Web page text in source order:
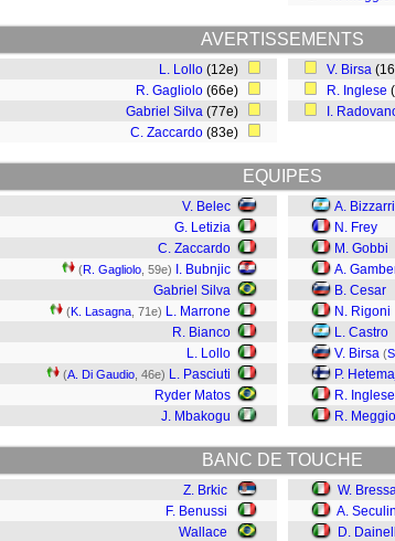
AVERTISSEMENTS
L. Lollo (12e)
R. Gagliolo (66e)
Gabriel Silva (77e)
C. Zaccardo (83e)
V. Birsa
R. Inglese
I.
EQUIPES
V. Belec
G. Letizia
C. Zaccardo
(R. Gagliolo , 59e)
I. Bubnjic
Gabriel Silva
(K. Lasagna , 71e) L. Marrone
R. Bianco
L. Lollo
(A. Di Gaudio , 46e) L. Pasciuti
Ryder Matos
J. Mbakogu
A. Bizzarri
N. Frey
M. Gobbi
A.
B. Cesar
N. Rigoni
L. Castro
V. Birsa (
P.
R. Inglese
R.
BANC DE TOUCHE
Z. Brkic
F. Benussi
Wallace
W.
A. Seculin
D.